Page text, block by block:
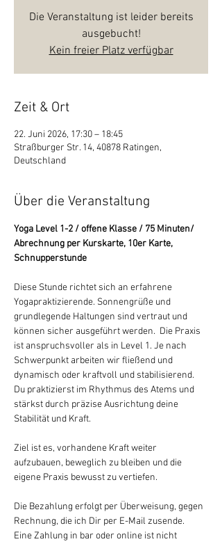
Die Veranstaltung ist leider bereits
ausgebucht!
Kein freier Platz verfügbar
Zeit & Ort
22. Juni 2026, 17:30 – 18:45
Straßburger Str. 14, 40878 Ratingen,
Deutschland
Über die Veranstaltung
Yoga Level 1-2 / offene Klasse / 75 Minuten/
Abrechnung per Kurskarte, 10er Karte,
Schnupperstunde
Diese Stunde richtet sich an erfahrene
Yogapraktizierende. Sonnengrüße und
grundlegende Haltungen sind vertraut und
können sicher ausgeführt werden.  Die Praxis
ist anspruchsvoller als in Level 1. Je nach
Schwerpunkt arbeiten wir fließend und
dynamisch oder kraftvoll und stabilisierend.
Du praktizierst im Rhythmus des Atems und
stärkst durch präzise Ausrichtung deine
Stabilität und Kraft.
Ziel ist es, vorhandene Kraft weiter
aufzubauen, beweglich zu bleiben und die
eigene Praxis bewusst zu vertiefen.
Die Bezahlung erfolgt per Überweisung, gegen
Rechnung, die ich Dir per E-Mail zusende.
Eine Zahlung in bar oder online ist nicht